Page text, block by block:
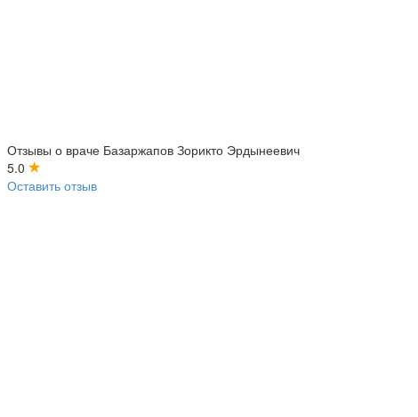
Отзывы о враче Базаржапов Зорикто Эрдынеевич
5.0
Оставить отзыв